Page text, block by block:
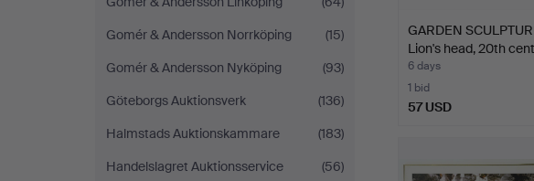
Gomér & Andersson Norrköping
(15)
Gomér & Andersson Nyköping
(93)
Göteborgs Auktionsverk
(136)
Halmstads Auktionskammare
(183)
Handelslagret Auktionsservice
(56)
GARDEN
Lion's head, 20th
6 days
1 bid
57 USD